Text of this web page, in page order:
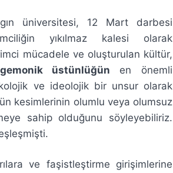
üniversitesi, 12 Mart darbesi
yıkılmaz kalesi olarak
mücadele ve oluşturulan kültür,
üstünlüğün en önemli
ve ideolojik bir unsur olarak
kesimlerinin olumlu veya olumsuz
sahip olduğunu söyleyebiliriz.
ve faşistleştirme girişimlerine